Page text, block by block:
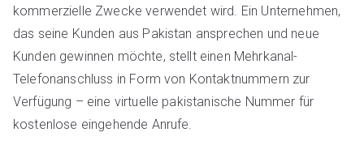
kommerzielle Zwecke verwendet wird. Ein Unternehmen,
das seine Kunden aus Pakistan ansprechen und neue
Kunden gewinnen möchte, stellt einen Mehrkanal-
Telefonanschluss in Form von Kontaktnummern zur
Verfügung – eine virtuelle pakistanische Nummer für
kostenlose eingehende Anrufe.